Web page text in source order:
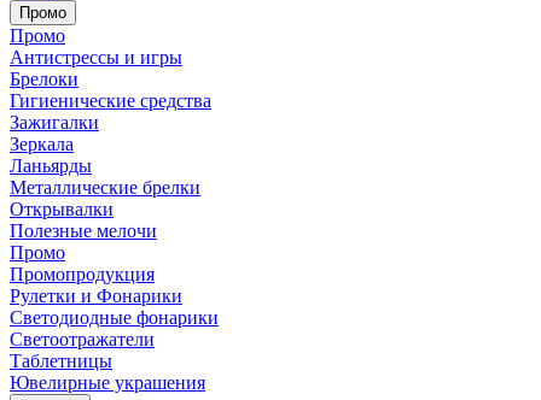
Промо
Промо
Антистрессы и игры
Брелоки
Гигиенические средства
Зажигалки
Зеркала
Ланьярды
Металлические брелки
Открывалки
Полезные мелочи
Промо
Промопродукция
Рулетки и Фонарики
Светодиодные фонарики
Светоотражатели
Таблетницы
Ювелирные украшения